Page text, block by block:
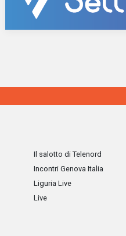
Il salotto di Telenord
Incontri Genova Italia
Liguria Live
Live